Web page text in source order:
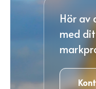
Hör av
med